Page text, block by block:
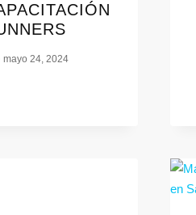
mayo 24, 2024